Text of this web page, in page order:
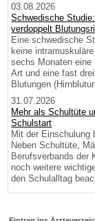
03.08.2026
Schwedische
verdoppelt
Eine schwedische
keine
sechs Monaten
Art und eine fast
Blutungen
31.07.2026
Mehr als Schultüte
Schulstart
Mit der Einschulung
Neben Schultüte,
Berufsverbands der
noch weitere
den Schulalltag